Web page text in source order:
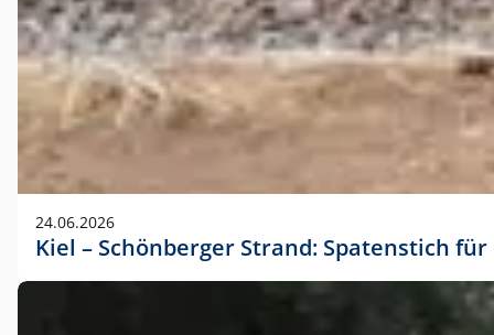
24.06.2026
Kiel – Schönberger Strand: Spatenstich